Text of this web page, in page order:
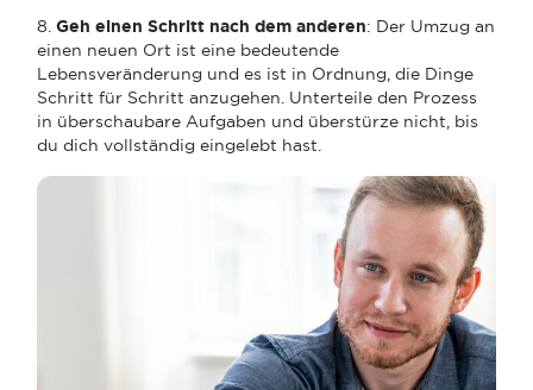
8. Geh einen Schritt nach dem anderen: Der Umzug an
einen neuen Ort ist eine bedeutende
Lebensveränderung und es ist in Ordnung, die Dinge
Schritt für Schritt anzugehen. Unterteile den Prozess
in überschaubare Aufgaben und überstürze nicht, bis
du dich vollständig eingelebt hast.